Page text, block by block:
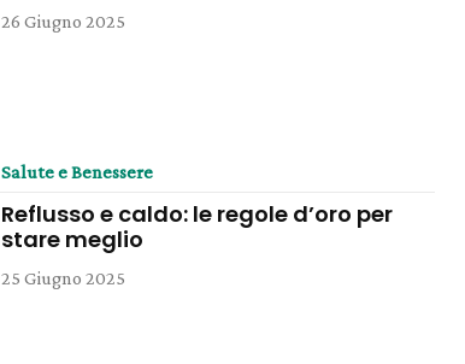
26 Giugno 2025
Salute e Benessere
Reflusso e caldo: le regole d’oro per
stare meglio
25 Giugno 2025